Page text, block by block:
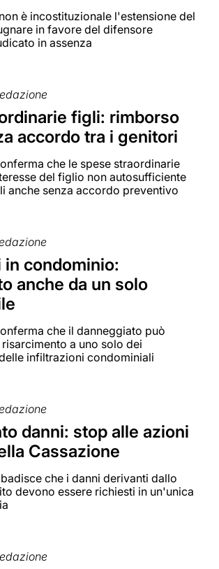
è incostituzionale l'estensione del
in favore del difensore
in assenza
figli: rimborso
accordo tra i genitori
che le spese straordinarie
del figlio non autosufficiente
anche senza accordo preventivo
condominio:
anche da un solo
che il danneggiato può
a uno solo dei
infiltrazioni condominiali
danni: stop alle azioni
Cassazione
che i danni derivanti dallo
devono essere richiesti in un'unica